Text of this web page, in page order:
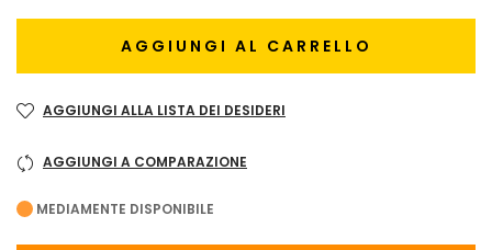
AGGIUNGI AL CARRELLO
AGGIUNGI ALLA LISTA DEI DESIDERI
AGGIUNGI A COMPARAZIONE
MEDIAMENTE DISPONIBILE